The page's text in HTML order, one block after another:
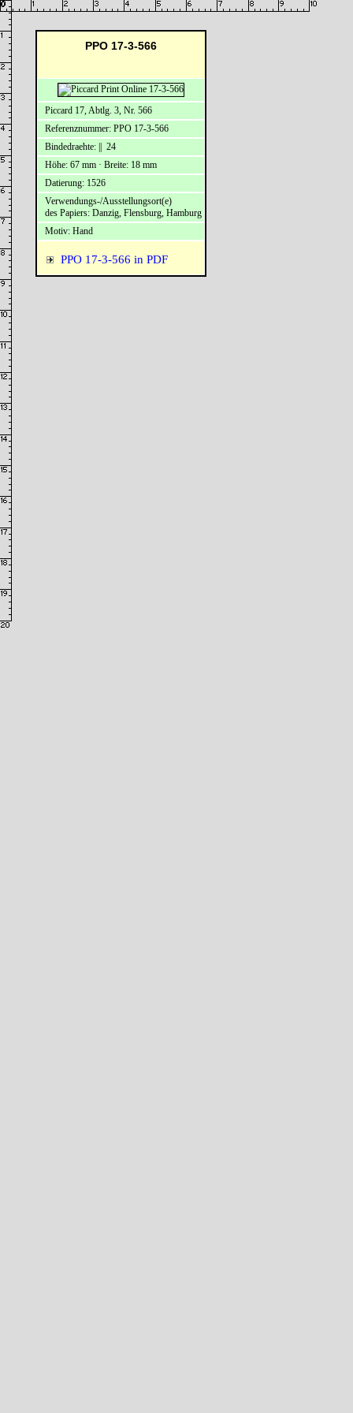
PPO 17-3-566
PPO 17-3-566 in PDF
Piccard 17, Abtlg. 3, Nr. 566
Referenznummer: PPO 17-3-566
Bindedraehte: || 24
Höhe: 67 mm · Breite: 18 mm
Datierung: 1526
Verwendungs-/Ausstellungsort(e)
des Papiers: Danzig, Flensburg, Hamburg
Motiv: Hand